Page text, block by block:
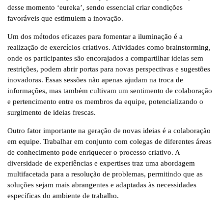
desse momento ‘eureka’, sendo essencial criar condições
favoráveis que estimulem a inovação.
Um dos métodos eficazes para fomentar a iluminação é a
realização de exercícios criativos. Atividades como brainstorming,
onde os participantes são encorajados a compartilhar ideias sem
restrições, podem abrir portas para novas perspectivas e sugestões
inovadoras. Essas sessões não apenas ajudam na troca de
informações, mas também cultivam um sentimento de colaboração
e pertencimento entre os membros da equipe, potencializando o
surgimento de ideias frescas.
Outro fator importante na geração de novas ideias é a colaboração
em equipe. Trabalhar em conjunto com colegas de diferentes áreas
de conhecimento pode enriquecer o processo criativo. A
diversidade de experiências e expertises traz uma abordagem
multifacetada para a resolução de problemas, permitindo que as
soluções sejam mais abrangentes e adaptadas às necessidades
específicas do ambiente de trabalho.